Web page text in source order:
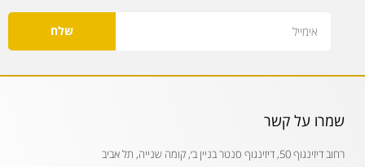
שלח
שמרו על קשר
רחוב דיזינגוף 50, דיזינגוף סנטר בניין ב׳, קומה שנייה, תל אביב